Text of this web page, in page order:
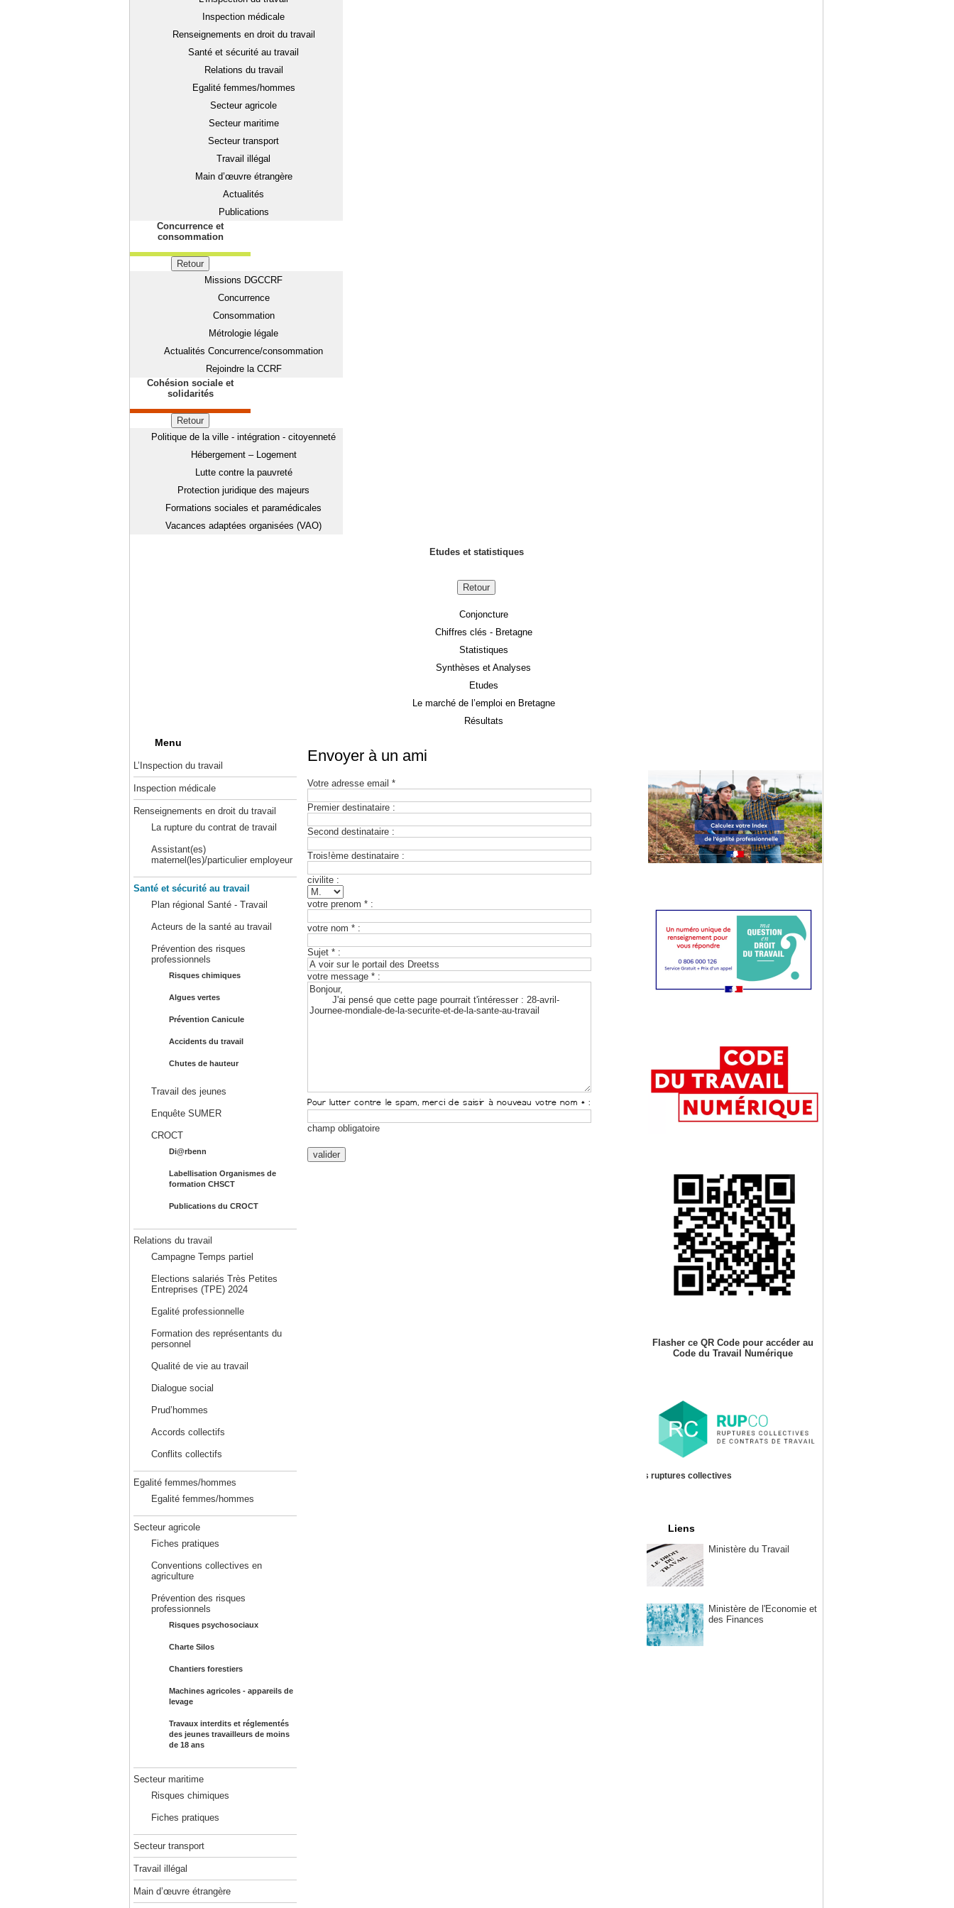
Inspection médicale
Renseignements en droit du travail
Santé et sécurité au travail
Relations du travail
Egalité femmes/hommes
Secteur agricole
Secteur maritime
Secteur transport
Travail illégal
Main d’œuvre étrangère
Actualités
Publications
Concurrence et
consommation
Retour
Missions DGCCRF
Concurrence
Consommation
Métrologie légale
Actualités Concurrence/consommation
Rejoindre la CCRF
Cohésion sociale et
solidarités
Retour
Politique de la ville - intégration - citoyenneté
Hébergement – Logement
Lutte contre la pauvreté
Protection juridique des majeurs
Formations sociales et paramédicales
Vacances adaptées organisées (VAO)
Etudes et statistiques
Retour
Conjoncture
Chiffres clés - Bretagne
Statistiques
Synthèses et Analyses
Etudes
Le marché de l’emploi en Bretagne
Résultats
Menu
L’Inspection du travail
Inspection médicale
Renseignements en droit du travail
La rupture du contrat de travail
Assistant(es)
maternel(les)/particulier employeur
Santé et sécurité au travail
Plan régional Santé - Travail
Acteurs de la santé au travail
Prévention des risques
professionnels
Risques chimiques
Algues vertes
Prévention Canicule
Accidents du travail
Chutes de hauteur
Travail des jeunes
Enquête SUMER
CROCT
Di@rbenn
Labellisation Organismes de
formation CHSCT
Publications du CROCT
Relations du travail
Campagne Temps partiel
Elections salariés Très Petites
Entreprises (TPE) 2024
Egalité professionnelle
Formation des représentants du
personnel
Qualité de vie au travail
Dialogue social
Prud’hommes
Accords collectifs
Conflits collectifs
Egalité femmes/hommes
Egalité femmes/hommes
Secteur agricole
Fiches pratiques
Conventions collectives en
agriculture
Prévention des risques
professionnels
Risques psychosociaux
Charte Silos
Chantiers forestiers
Machines agricoles - appareils de
levage
Travaux interdits et réglementés
des jeunes travailleurs de moins
de 18 ans
Secteur maritime
Risques chimiques
Fiches pratiques
Secteur transport
Travail illégal
Main d’œuvre étrangère
Envoyer à un ami
Votre adresse email *
Premier destinataire :
Second destinataire :
Trois!ème destinataire :
civilite :
votre prenom * :
votre nom * :
Sujet * :
votre message * :
champ obligatoire
Flasher ce QR Code pour accéder au
Code du Travail Numérique
RUPCO Site des ruptures collectives
Liens
Ministère du Travail
Ministère de l'Economie et
des Finances